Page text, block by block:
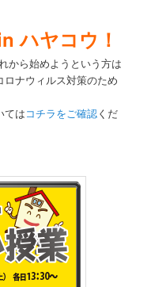
ハヤコウ！
から始めようという方は
ナウィルス対策のため
てはコチラをご確認くだ